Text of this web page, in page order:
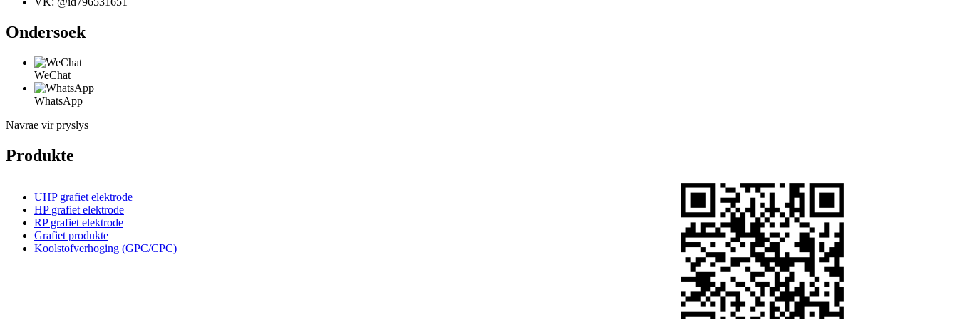
Ondersoek
WeChat
WhatsApp
Navrae vir pryslys
Produkte
UHP grafiet elektrode
HP grafiet elektrode
RP grafiet elektrode
Grafiet produkte
Koolstofverhoging (GPC/CPC)